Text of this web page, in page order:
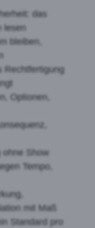
das
lesen
bleiben,
Rechtfertigung
Optionen,
ohne Show
Tempo,
mit Maß
Standard pro